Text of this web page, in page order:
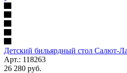
Детский бильярдный стол Салют-
Арт.: 118263
26 280 руб.